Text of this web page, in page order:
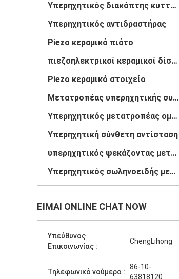
Υπερηχητικός διακόπτης κυττάρων
Υπερηχητικός αντιδραστήρας
Piezo κεραμικό πιάτο
πιεζοηλεκτρικοί κεραμικοί δίσκοι
Piezo κεραμικό στοιχείο
Μετατροπέας υπερηχητικής συγκόλλησης
Υπερηχητικός μετατροπέας ομορφιάς
Υπερηχητική σύνθετη αντίσταση
υπερηχητικός ψεκάζοντας μετατροπέας
Υπερηχητικός σωληνοειδής μετατροπέας
ΕΊΜΑΙ ONLINE CHAT NOW
Υπεύθυνος
Επικοινωνίας :
ChengLihong
Τηλεφωνικό νούμερο :
86-10-
63818120